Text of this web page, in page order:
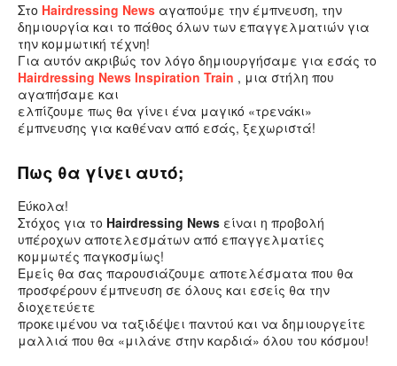
Στο Hairdressing News αγαπούμε την έμπνευση, την
δημιουργία και το πάθος όλων των επαγγελματιών για
την κομμωτική τέχνη!
Για αυτόν ακριβώς τον λόγο δημιουργήσαμε για εσάς το
Hairdressing News Inspiration Train , μια στήλη που
αγαπήσαμε και
ελπίζουμε πως θα γίνει ένα μαγικό «τρενάκι»
έμπνευσης για καθέναν από εσάς, ξεχωριστά!
Πως θα γίνει αυτό;
Εύκολα!
Στόχος για το Hairdressing News είναι η προβολή
υπέροχων αποτελεσμάτων από επαγγελματίες
κομμωτές παγκοσμίως!
Εμείς θα σας παρουσιάζουμε αποτελέσματα που θα
προσφέρουν έμπνευση σε όλους και εσείς θα την
διοχετεύετε
προκειμένου να ταξιδέψει παντού και να δημιουργείτε
μαλλιά που θα «μιλάνε στην καρδιά» όλου του κόσμου!